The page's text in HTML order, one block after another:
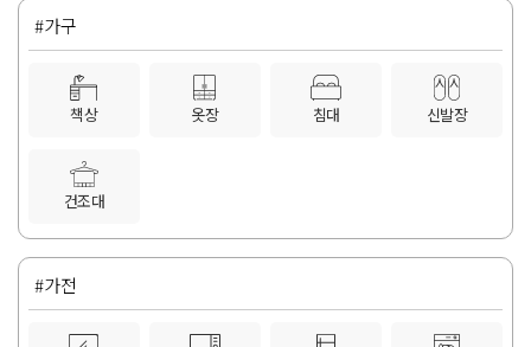
#가구
책상 옷장 침대 신발장
건조대
#가전